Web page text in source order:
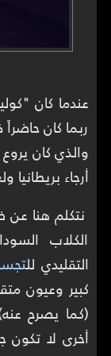
عندما كان
ربما كان
والذي كان
أرجاء بريطانيا
نتكلم هنا
الكلاب
التقليدي لل
كبير وعيون
(كما يصرح
أخرى لا تكون